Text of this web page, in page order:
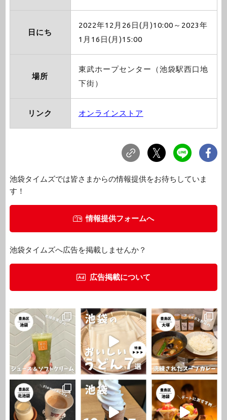
日にち
2022年12月26日(月)10:00～2023年
1月16日(月)15:00
場所
東武ホープセンター（池袋駅西口地
下街）
リンク オンラインストア
池袋タイムズでは皆さまからの情報提供をお待ちしていま
す！
情報提供フォームへ
池袋タイムズへ広告を掲載しませんか？
広告掲載について